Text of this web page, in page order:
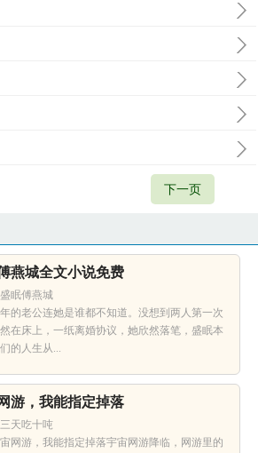
下一页
燕城全文小说免费
眠傅燕城
的老公连她是谁都不知道。没想到两人第一次
在床上，一纸离婚协议，她欣然落笔，盛眠本
的人生从...
游，我能指定掉落
天吃十吨
网游，我能指定掉落宇宙网游降临，网游里的